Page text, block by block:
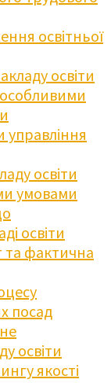
освітньої
освіти
управління
освіти
умовами
освіти
та фактична
посад
освіти
якості